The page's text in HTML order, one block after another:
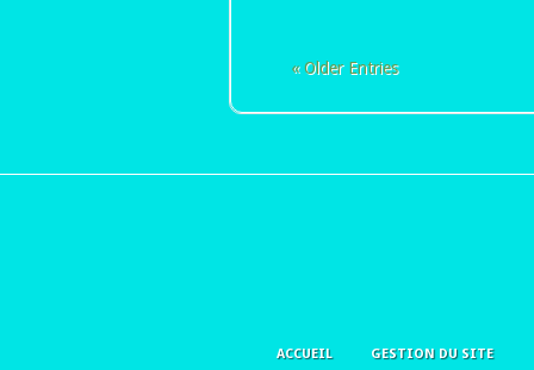
« Older Entries
ACCUEIL GESTION DU SITE